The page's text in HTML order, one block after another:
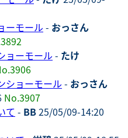
ーモール - おっさん
ョーモール - たけ
ショーモール - おっさん
No.3907
て - BB25/05/09-14:20